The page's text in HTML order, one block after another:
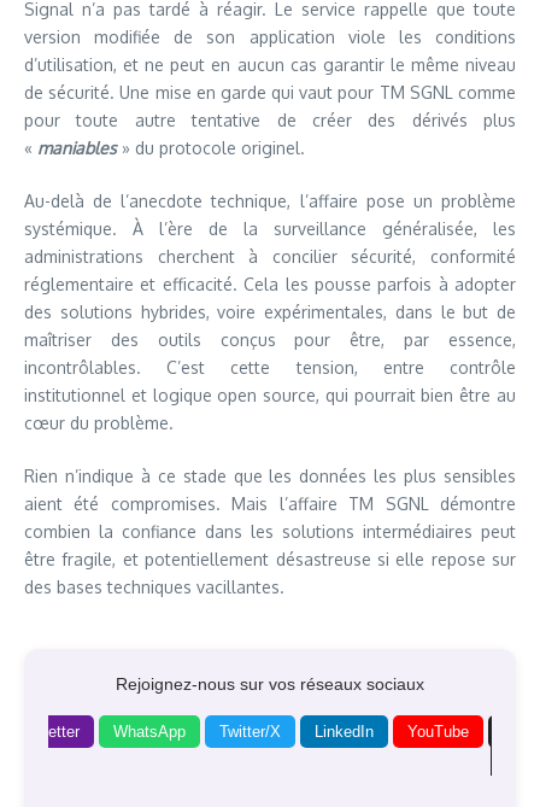
Signal n’a pas tardé à réagir. Le service rappelle que toute
version modifiée de son application viole les conditions
d’utilisation, et ne peut en aucun cas garantir le même niveau
de sécurité. Une mise en garde qui vaut pour TM SGNL comme
pour toute autre tentative de créer des dérivés plus
« maniables» du protocole originel.
Au-delà de l’anecdote technique, l’affaire pose un problème
systémique. À l’ère de la surveillance généralisée, les
administrations cherchent à concilier sécurité, conformité
réglementaire et efficacité. Cela les pousse parfois à adopter
des solutions hybrides, voire expérimentales, dans le but de
maîtriser des outils conçus pour être, par essence,
incontrôlables. C’est cette tension, entre contrôle
institutionnel et logique open source, qui pourrait bien être au
cœur du problème.
Rien n’indique à ce stade que les données les plus sensibles
aient été compromises. Mais l’affaire TM SGNL démontre
combien la confiance dans les solutions intermédiaires peut
être fragile, et potentiellement désastreuse si elle repose sur
des bases techniques vacillantes.
Rejoignez-nous sur vos réseaux sociaux
Newsletter WhatsApp Twitter/X LinkedIn YouTube